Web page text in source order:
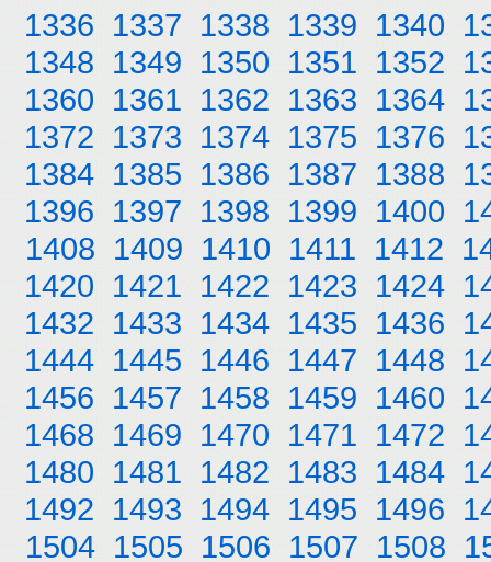
1336 1337 1338 1339 1340
1348 1349 1350 1351 1352
1360 1361 1362 1363 1364
1372 1373 1374 1375 1376
1384 1385 1386 1387 1388
1396 1397 1398 1399 1400
1408 1409 1410 1411 1412
1420 1421 1422 1423 1424
1432 1433 1434 1435 1436
1444 1445 1446 1447 1448
1456 1457 1458 1459 1460
1468 1469 1470 1471 1472
1480 1481 1482 1483 1484
1492 1493 1494 1495 1496
1504 1505 1506 1507 1508